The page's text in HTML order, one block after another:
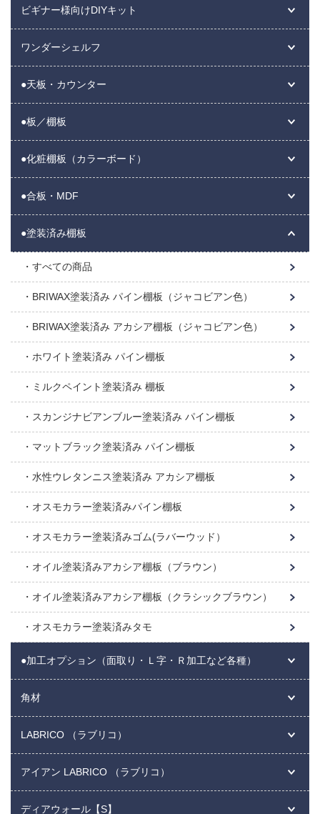
ビギナー様向けDIYキット
ワンダーシェルフ
●天板・カウンター
●板／棚板
●化粧棚板（カラーボード）
●合板・MDF
●塗装済み棚板
すべての商品
BRIWAX塗装済み パイン棚板（ジャコビアン色）
BRIWAX塗装済み アカシア棚板（ジャコビアン色）
ホワイト塗装済み パイン棚板
ミルクペイント塗装済み 棚板
スカンジナビアンブルー塗装済み パイン棚板
マットブラック塗装済み パイン棚板
水性ウレタンニス塗装済み アカシア棚板
オスモカラー塗装済みパイン棚板
オスモカラー塗装済みゴム(ラバーウッド）
オイル塗装済みアカシア棚板（ブラウン）
オイル塗装済みアカシア棚板（クラシックブラウン）
オスモカラー塗装済みタモ
●加工オプション（面取り・Ｌ字・Ｒ加工など各種）
角材
LABRICO （ラブリコ）
アイアン LABRICO （ラブリコ）
ディアウォール【S】